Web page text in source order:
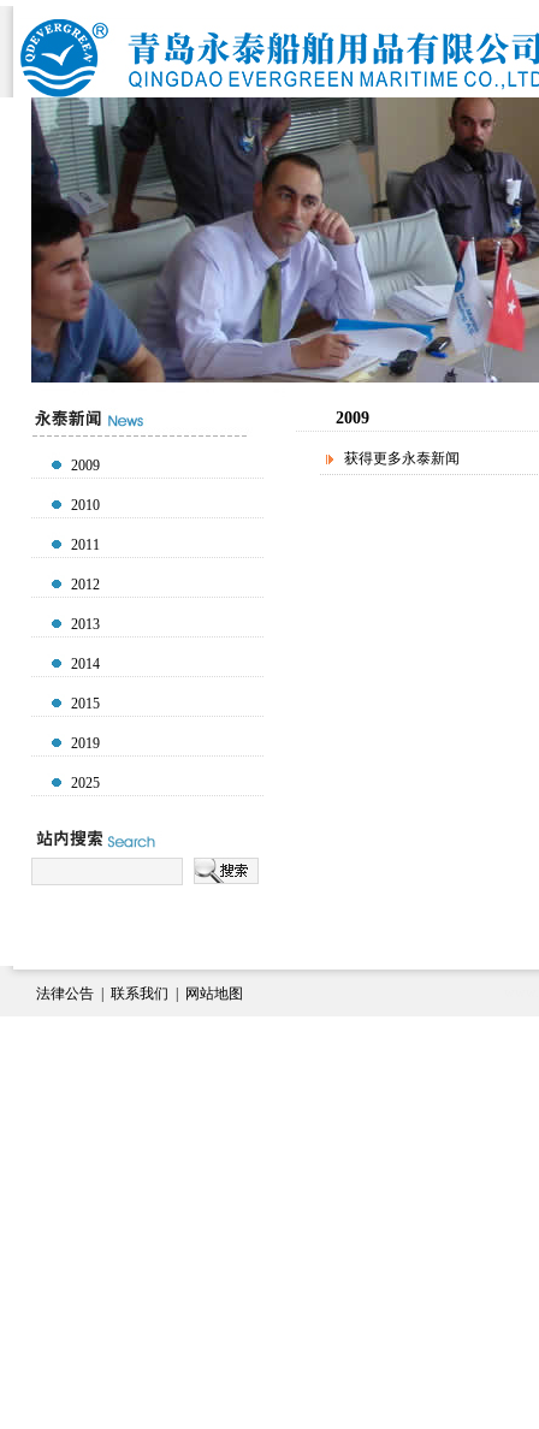
2009
2010
2011
2012
2013
2014
2015
2019
2025
2009
获得更多永泰新闻
法律公告 联系我们 网站地图